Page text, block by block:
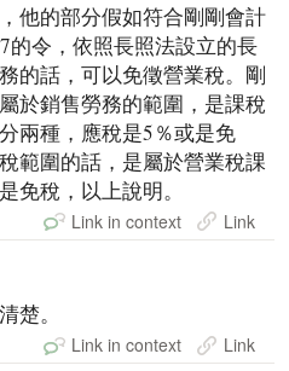
他的部分假如符合剛剛會計
的令，依照長照法設立的長
的話，可以免徵營業稅。剛
於銷售勞務的範圍，是課稅
兩種，應稅是5％或是免
範圍的話，是屬於營業稅課
免稅，以上說明。
Link in context Link
楚。
Link in context Link